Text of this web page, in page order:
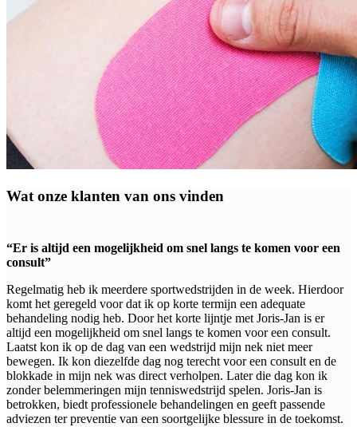
Wat onze klanten van ons vinden
“Er is altijd een mogelijkheid om snel langs te komen voor een
consult”
Regelmatig heb ik meerdere sportwedstrijden in de week. Hierdoor
komt het geregeld voor dat ik op korte termijn een adequate
behandeling nodig heb. Door het korte lijntje met Joris-Jan is er
altijd een mogelijkheid om snel langs te komen voor een consult.
Laatst kon ik op de dag van een wedstrijd mijn nek niet meer
bewegen. Ik kon diezelfde dag nog terecht voor een consult en de
blokkade in mijn nek was direct verholpen. Later die dag kon ik
zonder belemmeringen mijn tenniswedstrijd spelen. Joris-Jan is
betrokken, biedt professionele behandelingen en geeft passende
adviezen ter preventie van een soortgelijke blessure in de toekomst.